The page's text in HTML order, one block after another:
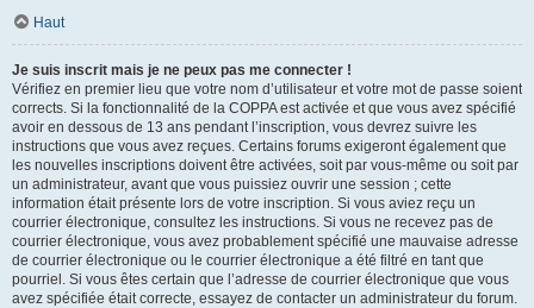
Haut
Je suis inscrit mais je ne peux pas me connecter !
Vérifiez en premier lieu que votre nom d’utilisateur et votre mot de passe soient
corrects. Si la fonctionnalité de la COPPA est activée et que vous avez spécifié
avoir en dessous de 13 ans pendant l’inscription, vous devrez suivre les
instructions que vous avez reçues. Certains forums exigeront également que
les nouvelles inscriptions doivent être activées, soit par vous-même ou soit par
un administrateur, avant que vous puissiez ouvrir une session ; cette
information était présente lors de votre inscription. Si vous aviez reçu un
courrier électronique, consultez les instructions. Si vous ne recevez pas de
courrier électronique, vous avez probablement spécifié une mauvaise adresse
de courrier électronique ou le courrier électronique a été filtré en tant que
pourriel. Si vous êtes certain que l’adresse de courrier électronique que vous
avez spécifiée était correcte, essayez de contacter un administrateur du forum.